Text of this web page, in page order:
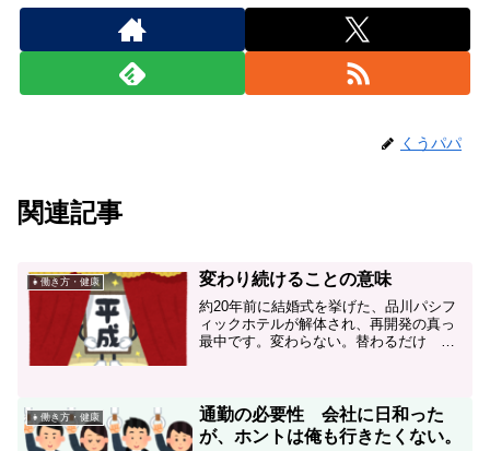
くうパパ
関連記事
👧働き方・健康 変わり続けることの意味
約20年前に結婚式を挙げた、品川パシフ
ィックホテルが解体され、再開発の真っ
最中です。変わらない。替わるだけ ち
👧働き方・健康
通勤の必要性 会社に日和った
が、ホントは俺も行きたくない。